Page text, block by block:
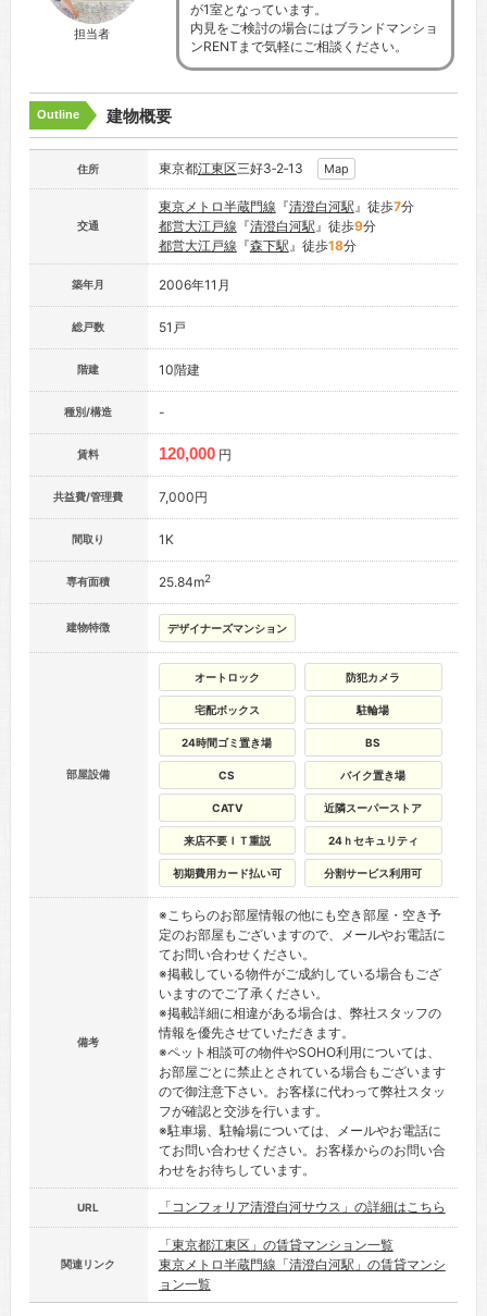
担当者
が1室となっています。
内見をご検討の場合にはブランドマンショ
ンRENTまで気軽にご相談ください。
Outline 建物概要
住所 東京都江東区三好3‐2‐13 Map
交通
東京メトロ半蔵門線 『清澄白河駅』徒歩7分
都営大江戸線 『清澄白河駅』徒歩9分
都営大江戸線 『森下駅』徒歩18分
築年月 2006年11月
総戸数 51戸
階建 10階建
種別/構造 -
賃料 120,000 円
共益費/管理費 7,000円
間取り 1K
専有面積 25.84m2
建物特徴 デザイナーズマンション
部屋設備
オートロック 防犯カメラ
宅配ボックス 駐輪場
24時間ゴミ置き場 BS
CS バイク置き場
CATV 近隣スーパーストア
来店不要ＩＴ重説 24ｈセキュリティ
初期費用カード払い可 分割サービス利用可
備考
※こちらのお部屋情報の他にも空き部屋・空き予
定のお部屋もございますので、メールやお電話に
てお問い合わせください。
※掲載している物件がご成約している場合もござ
いますのでご了承ください。
※掲載詳細に相違がある場合は、弊社スタッフの
情報を優先させていただきます。
※ペット相談可の物件やSOHO利用については、
お部屋ごとに禁止とされている場合もございます
ので御注意下さい。お客様に代わって弊社スタッ
フが確認と交渉を行います。
※駐車場、駐輪場については、メールやお電話に
てお問い合わせください。お客様からのお問い合
わせをお待ちしています。
URL 「コンフォリア清澄白河サウス」の詳細はこちら
関連リンク
「東京都江東区」の賃貸マンション一覧
東京メトロ半蔵門線「清澄白河駅」の賃貸マンシ
ョン一覧